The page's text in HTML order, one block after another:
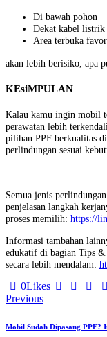
Di bawah pohon
Dekat kabel listrik
Area terbuka
akan lebih berisiko, apa
KEsiMPULAN
Kalau kamu ingin mobil
perawatan lebih
pilihan PPF berkualitas
perlindungan sesuai
Semua jenis
penjelasan langkah
proses memilih: https://
Informasi tambahan
edukatif di bagian Tips &
secara lebih mendalam:
0Likes
Previous
Mobil Sudah Dipasang